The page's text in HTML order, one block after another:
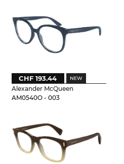
Alexander McQueen
AM0540O - 003
CHF 193.44